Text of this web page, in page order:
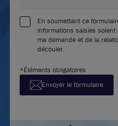
En soumettant ce
informations saisies
ma demande et de la
découler.
*Éléments obligatoires
Envoyer le formulaire